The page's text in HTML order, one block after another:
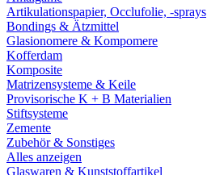
Artikulationspapier, Occlufolie, -sprays
Bondings & Ätzmittel
Glasionomere & Kompomere
Kofferdam
Komposite
Matrizensysteme & Keile
Provisorische K + B Materialien
Stiftsysteme
Zemente
Zubehör & Sonstiges
Alles anzeigen
Glaswaren & Kunststoffartikel